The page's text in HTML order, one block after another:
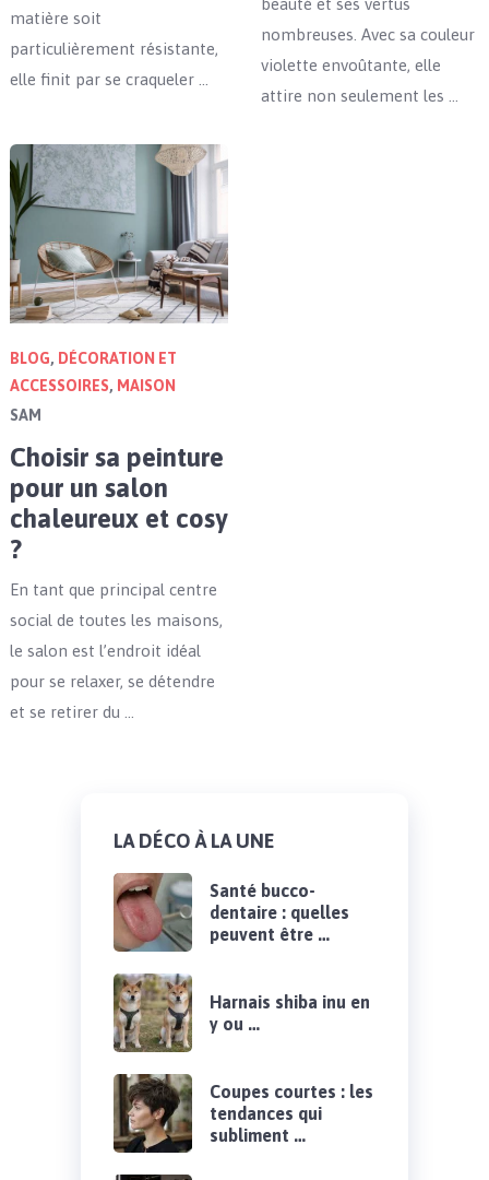
matière soit
particulièrement résistante,
elle finit par se craqueler …
beauté et ses vertus
nombreuses. Avec sa couleur
violette envoûtante, elle
attire non seulement les …
BLOG, DÉCORATION ET
ACCESSOIRES, MAISON
SAM
Choisir sa peinture
pour un salon
chaleureux et cosy
?
En tant que principal centre
social de toutes les maisons,
le salon est l’endroit idéal
pour se relaxer, se détendre
et se retirer du …
LA DÉCO À LA UNE
Santé bucco-
dentaire : quelles
peuvent être …
Harnais shiba inu en
y ou …
Coupes courtes : les
tendances qui
subliment …